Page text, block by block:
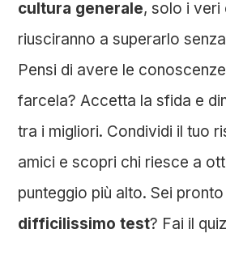
cultura generale, solo i veri
riusciranno a superarlo senza
Pensi di avere le
farcela? Accetta la sfida e
tra i migliori. Condividi il tuo
amici e scopri chi riesce a
punteggio più alto. Sei
difficilissimo test? Fai il